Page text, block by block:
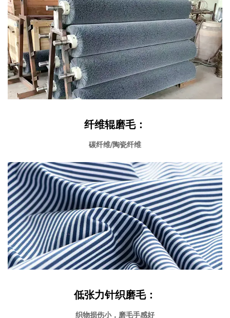
纤维辊磨毛：
碳纤维/陶瓷纤维
低张力针织磨毛：
织物损伤小，磨毛手感好